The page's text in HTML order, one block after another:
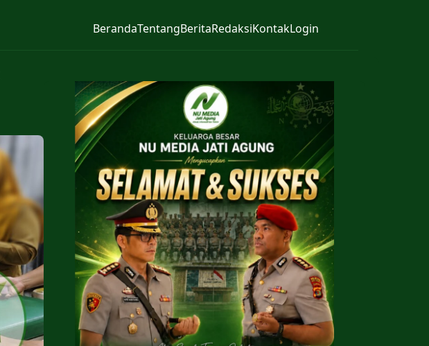
BerandaTentangBeritaRedaksiKontakLogin